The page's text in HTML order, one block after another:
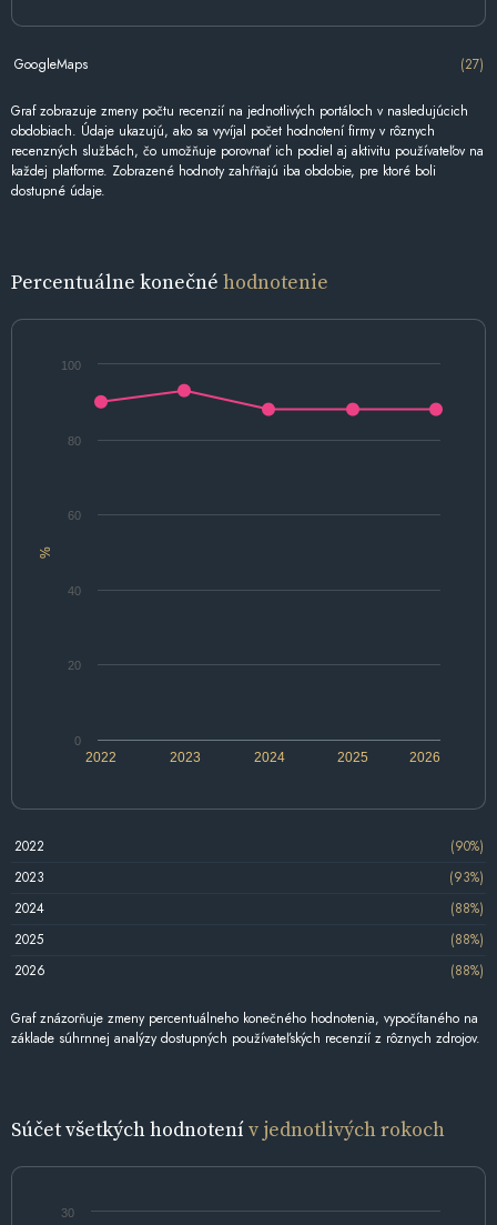
GoogleMaps (27)
Graf zobrazuje zmeny počtu recenzií na jednotlivých portáloch v nasledujúcich
obdobiach. Údaje ukazujú, ako sa vyvíjal počet hodnotení firmy v rôznych
recenzných službách, čo umožňuje porovnať ich podiel aj aktivitu používateľov na
každej platforme. Zobrazené hodnoty zahŕňajú iba obdobie, pre ktoré boli
dostupné údaje.
Percentuálne konečné hodnotenie
%
2022 2024 2026
2023 2025
0
20
40
60
80
100
2022
(90%)
2023
(93%)
2024
(88%)
2025
(88%)
2026
(88%)
Graf znázorňuje zmeny percentuálneho konečného hodnotenia, vypočítaného na
základe súhrnnej analýzy dostupných používateľských recenzií z rôznych zdrojov.
Súčet všetkých hodnotenív jednotlivých rokoch
30